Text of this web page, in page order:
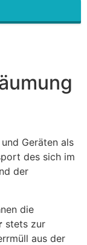
Geräten als
des sich im
der
die
stets zur
aus der